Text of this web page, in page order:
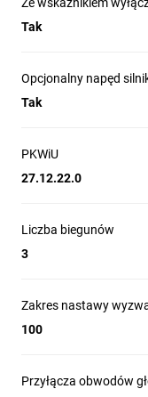
wykorzystaniem
Tak
Opcjonalny napęd
Tak
PKWiU
27.12.22.0
Liczba biegunów
3
Zakres nastawy
100
Przyłącza obwodów